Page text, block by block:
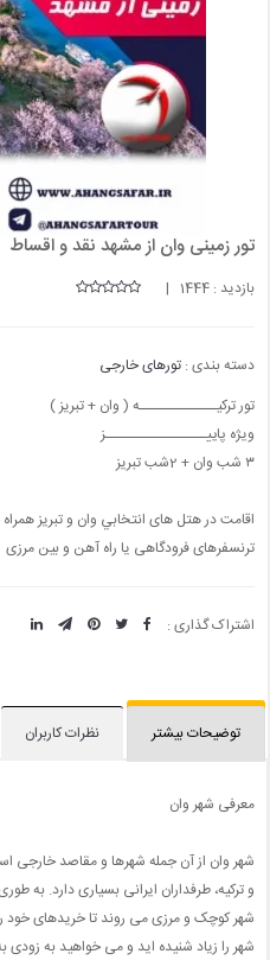
تور زمینی وان از مشهد نقد و اقساط
بازدید : 1444 |
دسته بندی : تورهای خارجی
تور ترکیـــــــــــــه ( وان + تبریز )
ویژه پاییـــــــــــــــــز
٣ شب وان + 2شب تبریز
اقامت در هتل های انتخابي وان و تبریز
ترنسفرهای فرودگاهی یا راه آهن و بین مرزی
اشتراک گذاری :
توضیحات بیشتر نظرات کاربران
معرفی شهر وان
شهر وان از آن جمله شهرها و مقاصد خارجی
و ترکیه، طرفداران ایرانی بسیاری دارد. به
شهر کوچک و مرزی می روند تا خریدهای
شهر را زیاد شنیده اید و می خواهید به زودی